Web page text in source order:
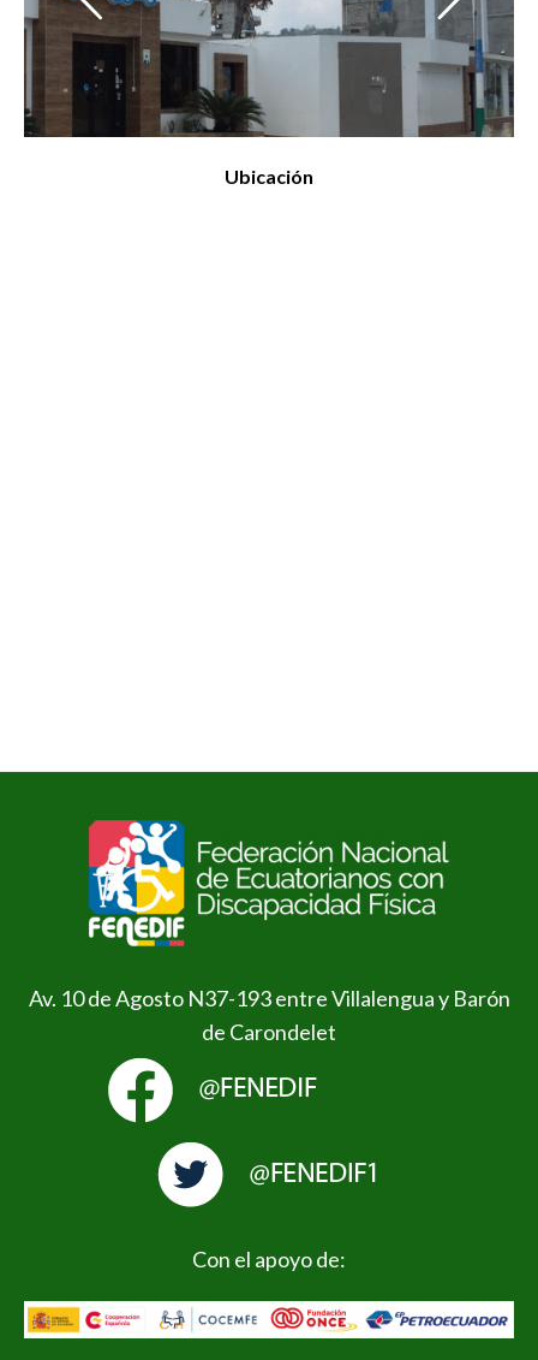
Ubicación
Av. 10 de Agosto N37-193 entre Villalengua y Barón
de Carondelet
Con el apoyo de: